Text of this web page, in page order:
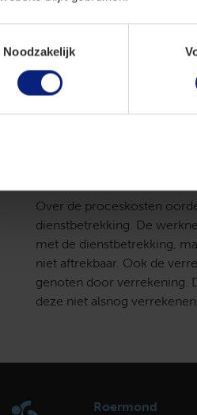
Noodzakelijk
dat in de bv wordt behaald.
daarover belasting. Die
werknemer nu moet
noemt het twee kanten van
is, moet de andere kant
Over de proceskosten
dienstbetrekking. De
met de dienstbetrekking,
niet aftrekbaar. Ook de
genoten door verrekening.
deze niet alsnog
Roermond